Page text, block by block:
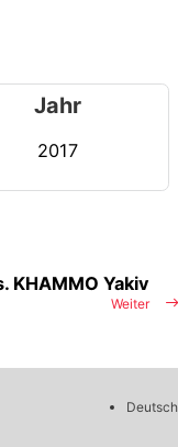
Jahr
2017
Weiter
KHAMMO Yakiv
Deutsch